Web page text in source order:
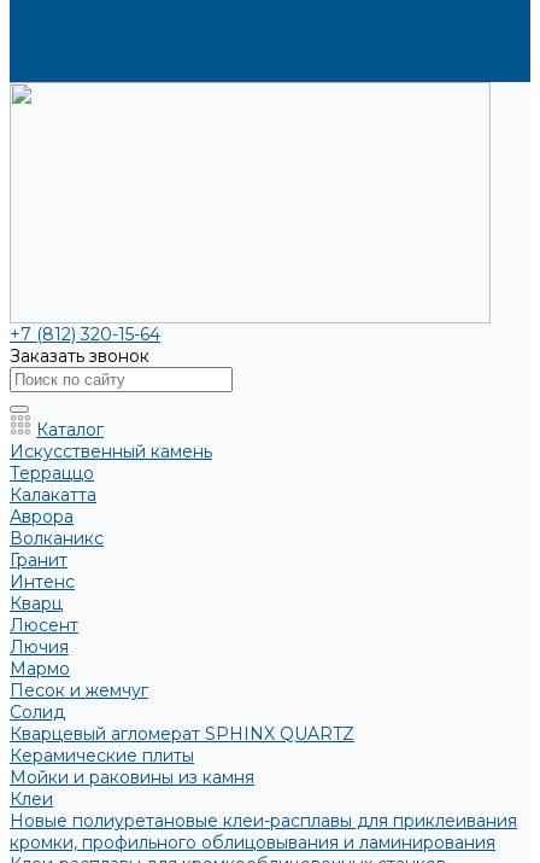
+7 (812) 320-15-64
Заказать звонок
Каталог
Искусственный камень
Терраццо
Калакатта
Аврора
Волканикс
Гранит
Интенс
Кварц
Люсент
Лючия
Мармо
Песок и жемчуг
Солид
Кварцевый агломерат SPHINX QUARTZ
Керамические плиты
Мойки и раковины из камня
Клеи
Новые полиуретановые клеи-расплавы для приклеивания
кромки, профильного облицовывания и ламинирования